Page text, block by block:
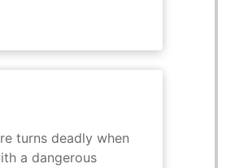
turns deadly when
a dangerous